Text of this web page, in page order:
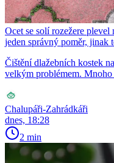
Ocet se solí rozežere
jeden správný poměr, jinak
Čištění dlažebních kostek
velkým problémem. Mnoho
Chalupáři-Zahrádkáři
dnes, 18:28
2 min